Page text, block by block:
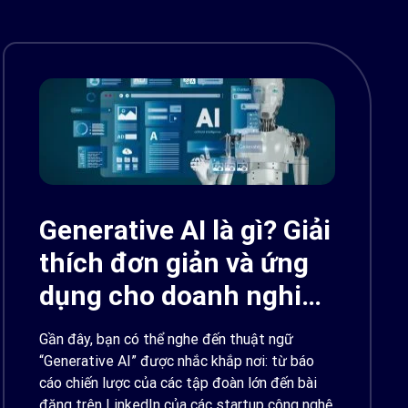
Generative AI là gì? Giải
thích đơn giản và ứng
dụng cho doanh nghiệp
Việt Nam 2026
Gần đây, bạn có thể nghe đến thuật ngữ
“Generative AI” được nhắc khắp nơi: từ báo
cáo chiến lược của các tập đoàn lớn đến bài
đăng trên LinkedIn của các startup công nghệ.